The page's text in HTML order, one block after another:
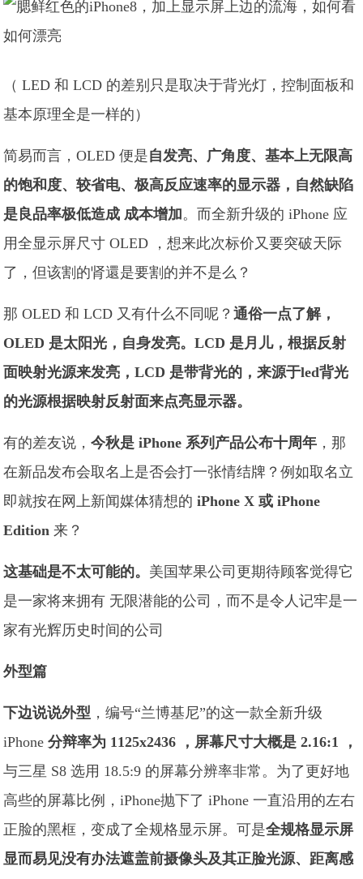
（ LED 和 LCD 的差别只是取决于背光灯，控制面板和
基本原理全是一样的）
简易而言，OLED 便是自发亮、广角度、基本上无限高
的饱和度、较省电、极高反应速率的显示器，自然缺陷
是良品率极低造成 成本增加。而全新升级的 iPhone 应
用全显示屏尺寸 OLED ，想来此次标价又要突破天际
了，但该割的肾還是要割的并不是么？
那 OLED 和 LCD 又有什么不同呢？通俗一点了解，
OLED 是太阳光，自身发亮。LCD 是月儿，根据反射
面映射光源来发亮，LCD 是带背光的，来源于led背光
的光源根据映射反射面来点亮显示器。
有的差友说，今秋是 iPhone 系列产品公布十周年 ，那
在新品发布会取名上是否会打一张情结牌？例如取名立
即就按在网上新闻媒体猜想的iPhone X 或 iPhone
Edition来？
这基础是不太可能的。 美国苹果公司更期待顾客觉得它
是一家将来拥有 无限潜能的公司，而不是令人记牢是一
家有光辉历史时间的公司
外型篇
下边说说外型 ，编号“兰博基尼”的这一款全新升级
iPhone分辩率为 1125x2436
，屏幕尺寸大概是 2.16:1 ，
与三星 S8 选用 18.5:9 的屏幕分辨率非常。为了更好地
高些的屏幕比例，iPhone抛下了 iPhone 一直沿用的左右
正脸的黑框，变成了全规格显示屏。可是全规格显示屏
显而易见没有办法遮盖前摄像头及其正脸光源、距离感